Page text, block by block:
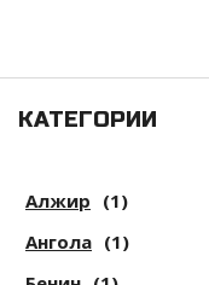
КАТЕГОРИИ
Алжир (1)
Ангола (1)